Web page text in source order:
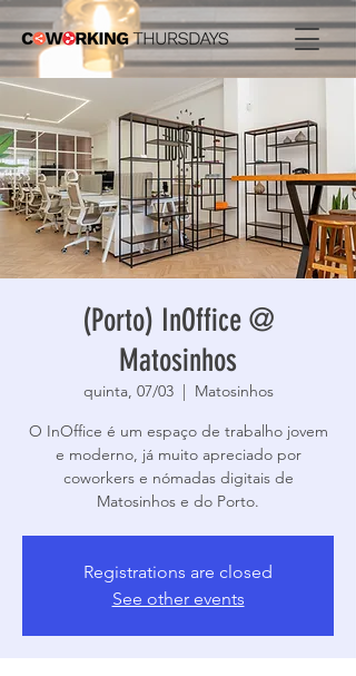
(Porto) InOffice @
Matosinhos
quinta, 07/03
  |
Matosinhos
O InOffice é um espaço de trabalho jovem
e moderno, já muito apreciado por
coworkers e nómadas digitais de
Matosinhos e do Porto.
Registrations are closed
See other events